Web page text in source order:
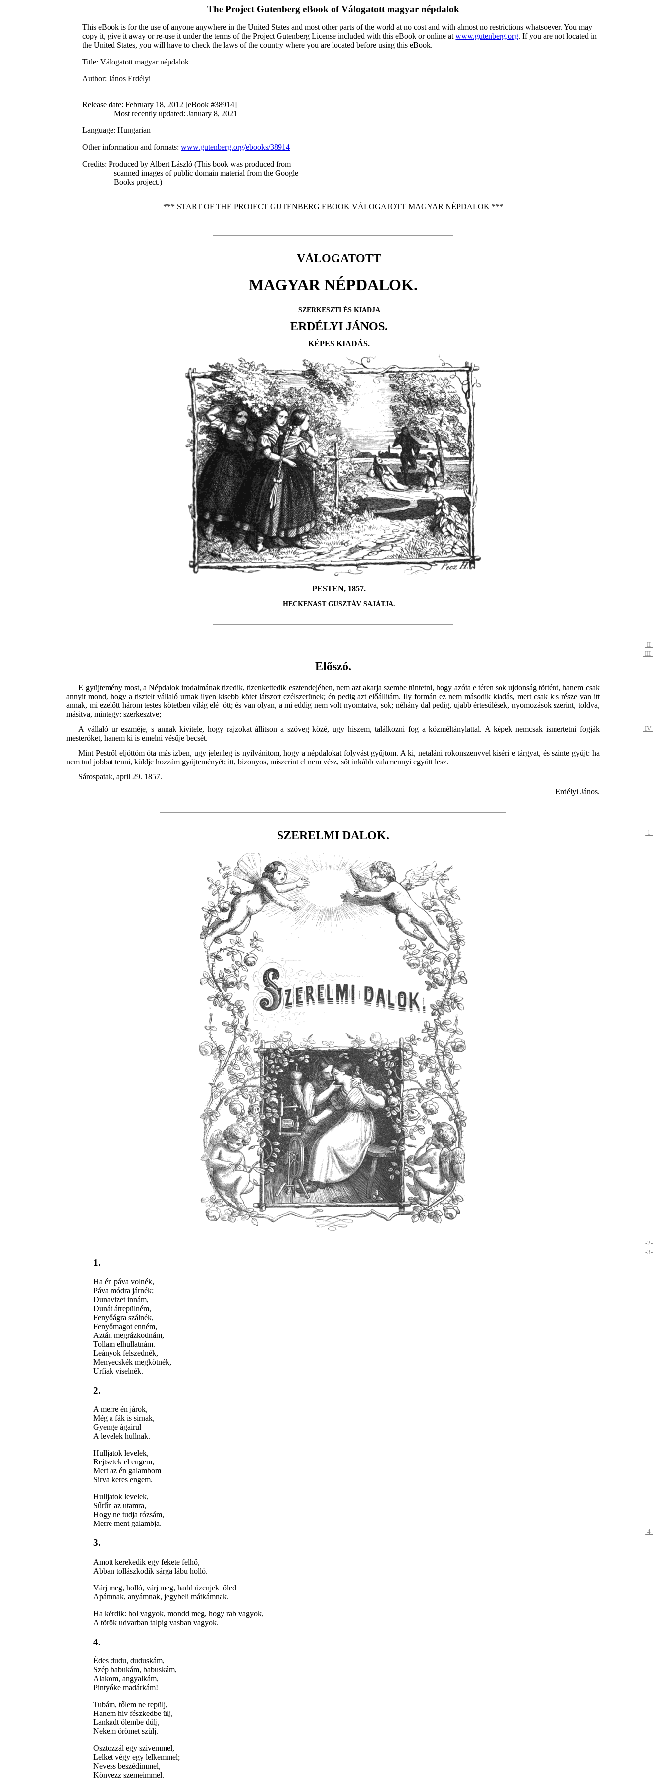
The Project Gutenberg eBook ofVálogatott magyar népdalok
This eBook is for the use of anyone anywhere in the United States and most other parts of the world at no cost and with almost no restrictions whatsoever. You may
copy it, give it away or re-use it under the terms of the Project Gutenberg License included with this eBook or online atwww.gutenberg.org. If you are not located in
the United States, you will have to check the laws of the country where you are located before using this eBook.
Title: Válogatott magyar népdalok
Author: János Erdélyi
Release date: February 18, 2012 [eBook #38914]
Most recently updated: January 8, 2021
Language: Hungarian
Other information and formats:www.gutenberg.org/ebooks/38914
Credits: Produced by Albert László (This book was produced from
scanned images of public domain material from the Google
Books project.)
*** START OF THE PROJECT GUTENBERG EBOOK VÁLOGATOTT MAGYAR NÉPDALOK ***
VÁLOGATOTT
MAGYAR NÉPDALOK.
SZERKESZTI ÉS KIADJA
ERDÉLYI JÁNOS.
KÉPES KIADÁS.
PESTEN, 1857.
HECKENAST GUSZTÁV SAJÁTJA.
-II-
-III-
Előszó.
E gyüjtemény most, a Népdalok irodalmának tizedik, tizenkettedik esztendejében, nem azt akarja szembe tüntetni, hogy azóta e téren sok ujdonság történt, hanem csak
annyit mond, hogy a tisztelt vállaló urnak ilyen kisebb kötet látszott czélszerünek; én pedig azt előállitám. Ily formán ez nem második kiadás, mert csak kis része van itt
annak, mi ezelőtt három testes kötetben világ elé jött; és van olyan, a mi eddig nem volt nyomtatva, sok; néhány dal pedig, ujabb értesülések, nyomozások szerint, toldva,
másitva, mintegy: szerkesztve;
A vállaló ur eszméje, s annak kivitele, hogy rajzokat állitson a szöveg közé, ugy hiszem, találkozni
-IV-
fog a közméltánylattal. A képek nemcsak ismertetni fogják
mesteröket, hanem ki is emelni vésűje becsét.
Mint Pestről eljöttöm óta más izben, ugy jelenleg is nyilvánitom, hogy a népdalokat folyvást gyűjtöm. A ki, netaláni rokonszenvvel kiséri e tárgyat, és szinte gyüjt: ha
nem tud jobbat tenni, küldje hozzám gyüjteményét; itt, bizonyos, miszerint el nem vész, sőt inkább valamennyi együtt lesz.
Sárospatak, april 29. 1857.
Erdélyi János.
-1-
SZERELMI DALOK.
-2-
-3-
1.
Ha én páva volnék,
Páva módra járnék;
Dunavizet innám,
Dunát átrepülném,
Fenyőágra szálnék,
Fenyőmagot enném,
Aztán megrázkodnám,
Tollam elhullatnám.
Leányok felszednék,
Menyecskék megkötnék,
Urfiak viselnék.
2.
A merre én járok,
Még a fák is sirnak,
Gyenge ágairul
A levelek hullnak.
Hulljatok levelek,
Rejtsetek el engem,
Mert az én galambom
Sirva keres engem.
Hulljatok levelek,
Sűrűn az utamra,
Hogy ne tudja rózsám,
Merre ment galambja.
-4-
3.
Amott kerekedik egy fekete felhő,
Abban tollászkodik sárga lábu holló.
Várj meg, holló, várj meg, hadd üzenjek tőled
Apámnak, anyámnak, jegybeli mátkámnak.
Ha kérdik: hol vagyok, mondd meg, hogy rab vagyok,
A török udvarban talpig vasban vagyok.
4.
Édes dudu, duduskám,
Szép babukám, babuskám,
Alakom, angyalkám,
Pintyőke madárkám!
Tubám, tőlem ne repülj,
Hanem hiv fészkedbe ülj,
Lankadt ölembe dülj,
Nekem örömet szülj.
Osztozzál egy szivemmel,
Lelket végy egy lelkemmel;
Nevess beszédimmel,
Könyezz szemeimmel.